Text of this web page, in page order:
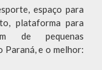
espaço para
plataforma para
de pequenas
Paraná, e o melhor: